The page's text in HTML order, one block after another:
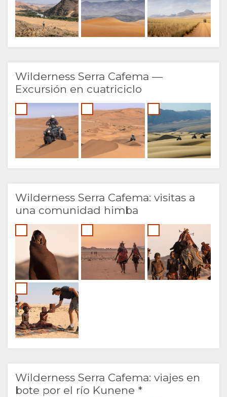
Wilderness Serra Cafema —
Excursión en cuatriciclo
Wilderness Serra Cafema: visitas a
una comunidad himba
Wilderness Serra Cafema: viajes en
bote por el río Kunene *